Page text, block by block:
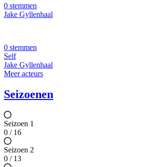
0 stemmen
Jake Gyllenhaal
0 stemmen
Self
Jake Gyllenhaal
Meer acteurs
Seizoenen
Seizoen 1
0 / 16
Seizoen 2
0 / 13